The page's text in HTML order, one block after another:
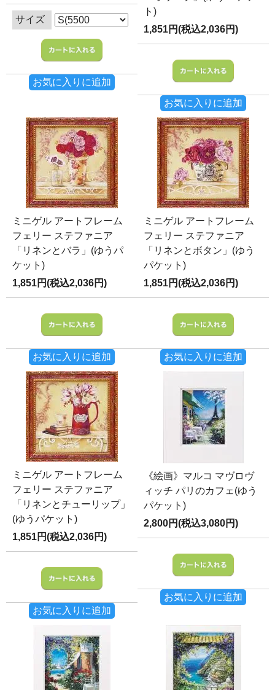
サイズ
お気に入りに追加
ト)
1,851円(税込2,036円)
お気に入りに追加
ミニゲル アートフレーム
フェリー ステファニア
「リネンとバラ」(ゆうパ
ケット)
1,851円(税込2,036円)
お気に入りに追加
ミニゲル アートフレーム
フェリー ステファニア
「リネンとボタン」(ゆう
パケット)
1,851円(税込2,036円)
お気に入りに追加
ミニゲル アートフレーム
フェリー ステファニア
「リネンとチューリップ」
(ゆうパケット)
1,851円(税込2,036円)
お気に入りに追加
《絵画》マルコ マヴロヴ
ィッチ パリのカフェ(ゆう
パケット)
2,800円(税込3,080円)
お気に入りに追加